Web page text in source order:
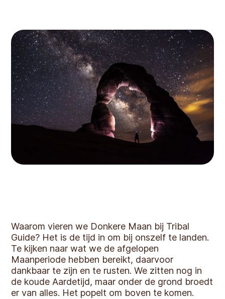
Waarom vieren we Donkere Maan bij Tribal
Guide? Het is de tijd in om bij onszelf te landen.
Te kijken naar wat we de afgelopen
Maanperiode hebben bereikt, daarvoor
dankbaar te zijn en te rusten. We zitten nog in
de koude Aardetijd, maar onder de grond broedt
er van alles. Het popelt om boven te komen.